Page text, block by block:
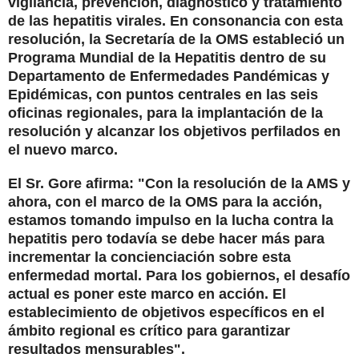
de las hepatitis virales. En consonancia con esta
resolución, la Secretaría de la OMS estableció un
Programa Mundial de la Hepatitis dentro de su
Departamento de Enfermedades Pandémicas y
Epidémicas, con puntos centrales en las seis
oficinas regionales, para la implantación de la
resolución y alcanzar los objetivos perfilados en
el nuevo marco.
El Sr. Gore afirma: "Con la resolución de la AMS y
ahora, con el marco de la OMS para la acción,
estamos tomando impulso en la lucha contra la
hepatitis pero todavía se debe hacer más para
incrementar la concienciación sobre esta
enfermedad mortal. Para los gobiernos, el desafío
actual es poner este marco en acción. El
establecimiento de objetivos específicos en el
ámbito regional es crítico para garantizar
resultados mensurables".